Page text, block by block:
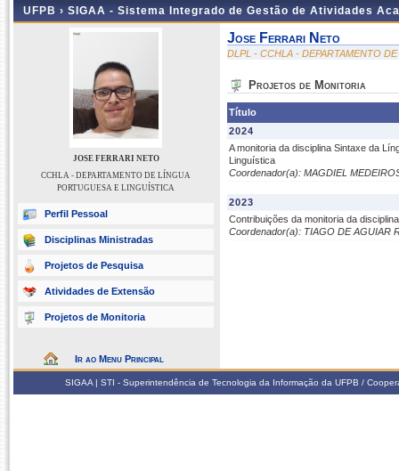
UFPB › SIGAA - Sistema Integrado de Gestão de Atividades
JOSE FERRARI NETO
CCHLA - DEPARTAMENTO DE LÍNGUA
PORTUGUESA E LINGUÍSTICA
Perfil Pessoal
Disciplinas Ministradas
Projetos de Pesquisa
Atividades de Extensão
Projetos de Monitoria
Ir ao Menu Principal
Jose Ferrari Neto
DLPL - CCHLA - DEPARTAMENTO
Projetos de Monitoria
Título
2024
A monitoria da disciplina Sintaxe da
Linguística
Coordenador(a): MAGDIEL
2023
Contribuições da monitoria da
Coordenador(a): TIAGO DE AGUIAR
SIGAA | STI - Superintendência de Tecnologia da Informação da UFPB /